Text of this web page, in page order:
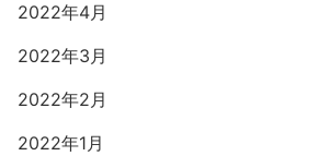
2022年4月
2022年3月
2022年2月
2022年1月